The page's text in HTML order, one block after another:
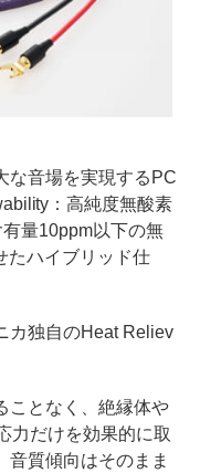
な音場を実現するPC
：高純度無酸素
量10ppm以下の無
たハイブリッド仕
カ独自のHeat Reliev
ことなく、絶縁体や
力だけを効果的に取
音質傾向はそのまま